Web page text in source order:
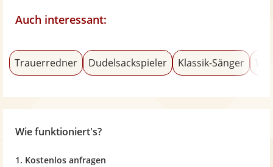
Auch interessant:
Trauerredner Dudelsackspieler Klassik-Sänger
Wie funktioniert's?
1. Kostenlos anfragen